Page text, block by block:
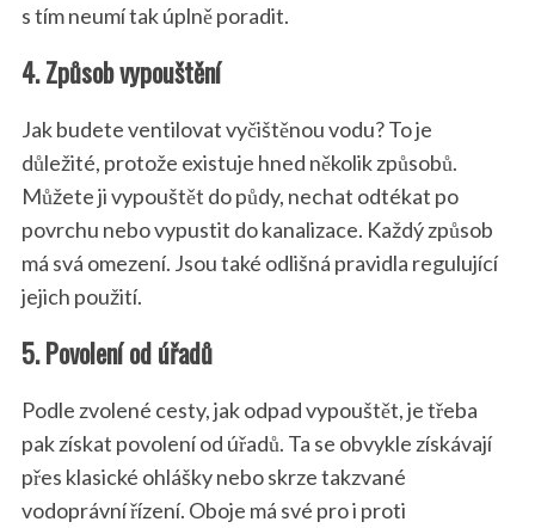
s tím neumí tak úplně poradit.
4. Způsob vypouštění
Jak budete ventilovat vyčištěnou vodu? To je
důležité, protože existuje hned několik způsobů.
Můžete ji vypouštět do půdy, nechat odtékat po
povrchu nebo vypustit do kanalizace. Každý způsob
má svá omezení. Jsou také odlišná pravidla regulující
jejich použití.
5. Povolení od úřadů
Podle zvolené cesty, jak odpad vypouštět, je třeba
pak získat povolení od úřadů. Ta se obvykle získávají
přes klasické ohlášky nebo skrze takzvané
vodoprávní řízení. Oboje má své pro i proti